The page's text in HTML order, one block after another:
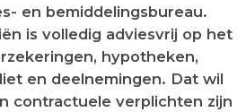
en bemiddelingsbureau.
is volledig adviesvrij op het
hypotheken,
en deelnemingen. Dat wil
contractuele verplichten zijn